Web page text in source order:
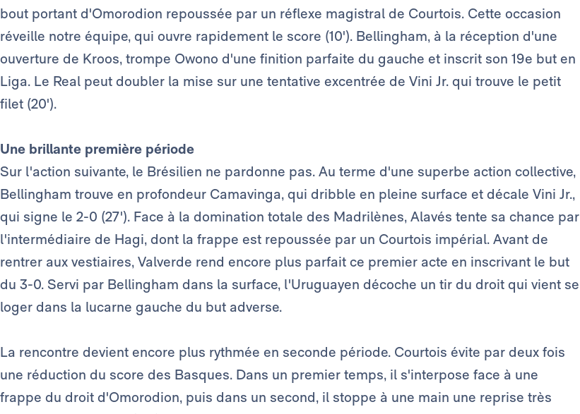
bout portant d'Omorodion repoussée par un réflexe magistral de Courtois. Cette occasion
réveille notre équipe, qui ouvre rapidement le score (10'). Bellingham, à la réception d'une
ouverture de Kroos, trompe Owono d'une finition parfaite du gauche et inscrit son 19e but en
Liga. Le Real peut doubler la mise sur une tentative excentrée de Vini Jr. qui trouve le petit
filet (20').
Une brillante première période
Sur l'action suivante, le Brésilien ne pardonne pas. Au terme d'une superbe action collective,
Bellingham trouve en profondeur Camavinga, qui dribble en pleine surface et décale Vini Jr.,
qui signe le 2-0 (27'). Face à la domination totale des Madrilènes, Alavés tente sa chance par
l'intermédiaire de Hagi, dont la frappe est repoussée par un Courtois impérial. Avant de
rentrer aux vestiaires, Valverde rend encore plus parfait ce premier acte en inscrivant le but
du 3-0. Servi par Bellingham dans la surface, l'Uruguayen décoche un tir du droit qui vient se
loger dans la lucarne gauche du but adverse.
La rencontre devient encore plus rythmée en seconde période. Courtois évite par deux fois
une réduction du score des Basques. Dans un premier temps, il s'interpose face à une
frappe du droit d'Omorodion, puis dans un second, il stoppe à une main une reprise très